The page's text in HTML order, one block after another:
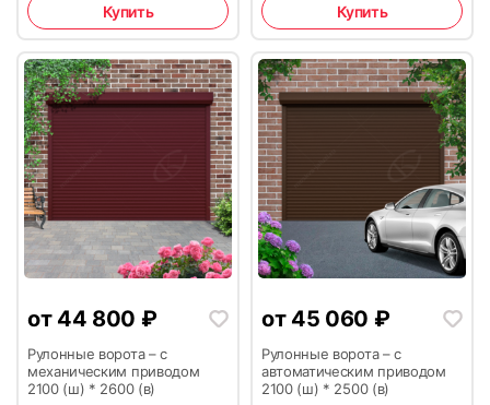
11 12
13 14
Купить Купить
от 44 800 ₽
Рулонные ворота – с
механическим приводом
2100 (ш) * 2600 (в)
от 45 060 ₽
Рулонные ворота – с
автоматическим приводом
2100 (ш) * 2500 (в)